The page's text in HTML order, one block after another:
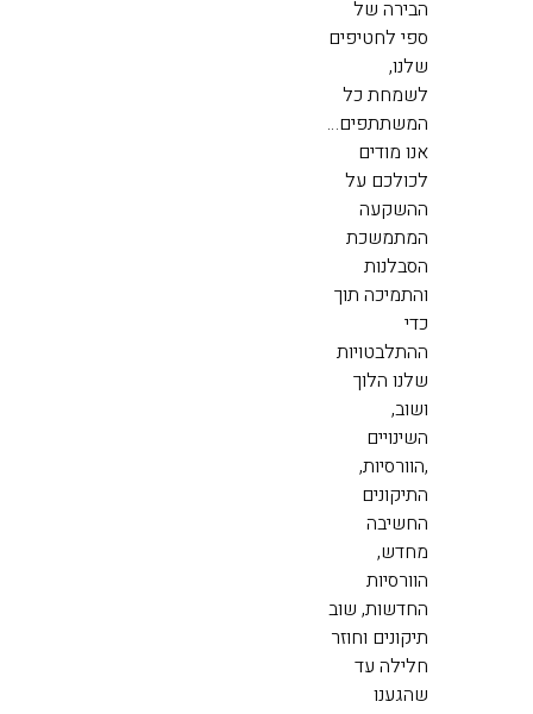
הבירה של
ספי לחטיפים
שלנו,
לשמחת כל
המשתתפים…
אנו מודים
לכולכם על
ההשקעה
המתמשכת
הסבלנות
והתמיכה תוך
כדי
ההתלבטויות
שלנו הלוך
ושוב,
השינויים
,הוורסיות,
התיקונים
החשיבה
מחדש,
הוורסיות
החדשות, שוב
תיקונים וחוזר
חלילה עד
שהגענו